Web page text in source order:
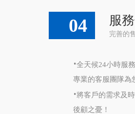
04 服
完善的
·全天候24小時服
專業的客服團隊為
·將客戶的需求及
後顧之憂！